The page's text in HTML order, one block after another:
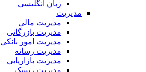
زبان انگلیسی
مدیریت
مدیریت مالی
مدیریت بازرگانی
مدیریت امور بانکی
مدیریت رسانه
مدیریت بازاریابی
مدیریت ریسک